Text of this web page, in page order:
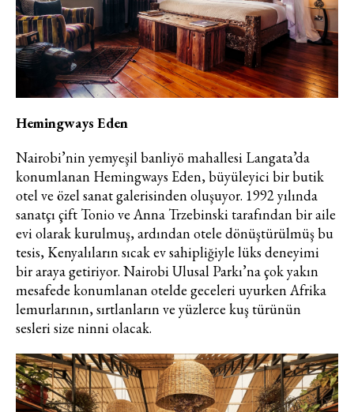
Hemingways Eden
Nairobi’nin yemyeşil banliyö mahallesi Langata’da
konumlanan Hemingways Eden, büyüleyici bir butik
otel ve özel sanat galerisinden oluşuyor. 1992 yılında
sanatçı çift Tonio ve Anna Trzebinski tarafından bir aile
evi olarak kurulmuş, ardından otele dönüştürülmüş bu
tesis, Kenyalıların sıcak ev sahipliğiyle lüks deneyimi
bir araya getiriyor. Nairobi Ulusal Parkı’na çok yakın
mesafede konumlanan otelde geceleri uyurken Afrika
lemurlarının, sırtlanların ve yüzlerce kuş türünün
sesleri size ninni olacak.